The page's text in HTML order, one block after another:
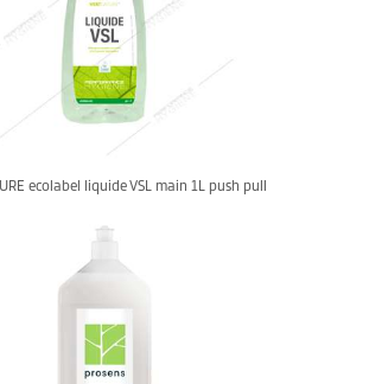
ecolabel liquide VSL main 1L push pull